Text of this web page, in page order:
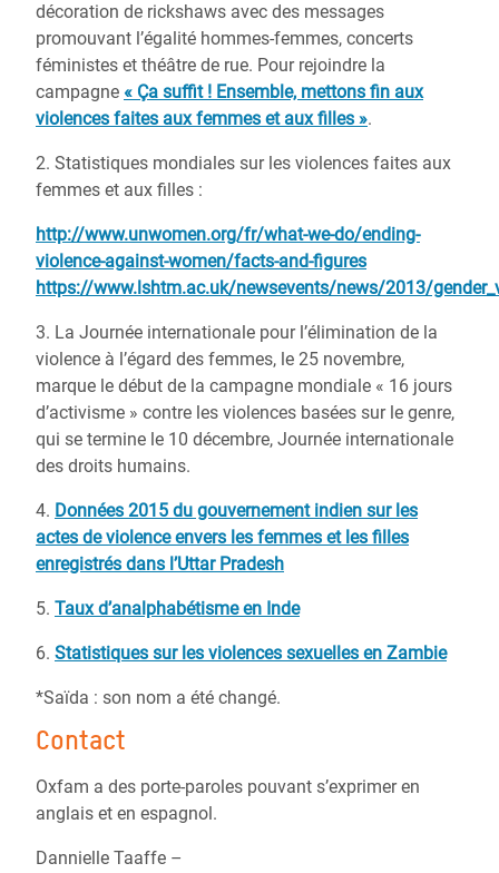
décoration de rickshaws avec des messages
promouvant l’égalité hommes-femmes, concerts
féministes et théâtre de rue. Pour rejoindre la
campagne « Ça suffit ! Ensemble, mettons fin aux
violences faites aux femmes et aux filles ».
2. Statistiques mondiales sur les violences faites aux
femmes et aux filles :
http://www.unwomen.org/fr/what-we-do/ending-
violence-against-women/facts-and-figures
https://www.lshtm.ac.uk/newsevents/news/2013/
3. La Journée internationale pour l’élimination de la
violence à l’égard des femmes, le 25 novembre,
marque le début de la campagne mondiale « 16 jours
d’activisme » contre les violences basées sur le genre,
qui se termine le 10 décembre, Journée internationale
des droits humains.
4. Données 2015 du gouvernement indien sur les
actes de violence envers les femmes et les filles
enregistrés dans l’Uttar Pradesh
5. Taux d’analphabétisme en Inde
6. Statistiques sur les violences sexuelles en Zambie
*Saïda : son nom a été changé.
Contact
Oxfam a des porte-paroles pouvant s’exprimer en
anglais et en espagnol.
Dannielle Taaffe –